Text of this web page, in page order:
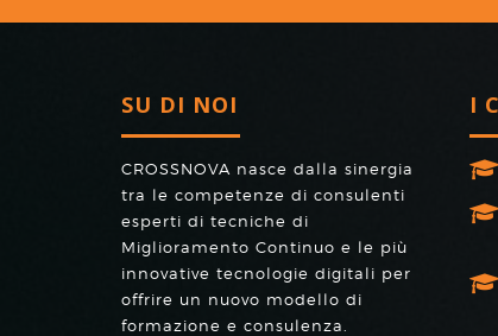
SU DI NOI
CROSSNOVA nasce dalla sinergia
tra le competenze di consulenti
esperti di tecniche di
Miglioramento Continuo e le più
innovative tecnologie digitali per
offrire un nuovo modello di
formazione e consulenza.
I